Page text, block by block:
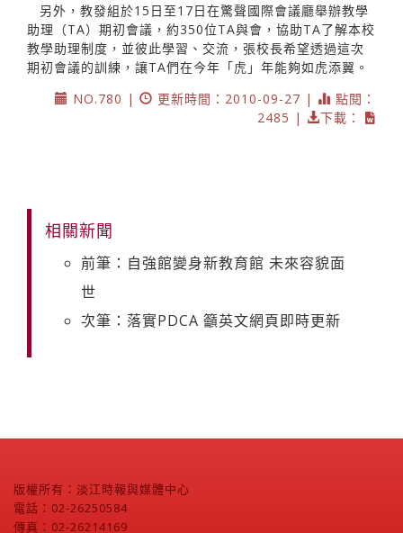
另外，教發組於15日至17日在驚聲國際會議廳舉辦教學
助理（TA）期初會議，約350位TA與會，協助TA了解本校
教學助理制度，並彼此學習、交流，張校長希望透過這次
期初會議的訓練，讓TA們在今年「虎」年能夠如虎添翼。
NO.780 |
更新時間：2010-09-27 |
點閱：
2485 |
下載：
相關新聞
前筆：自強館變身新教育館 未來容貌面
世
次筆：落實PDCA 籲英文網頁即時更新
版權所有：淡江時報與媒體中心
電話：02-26250584
傳真：02-26214169